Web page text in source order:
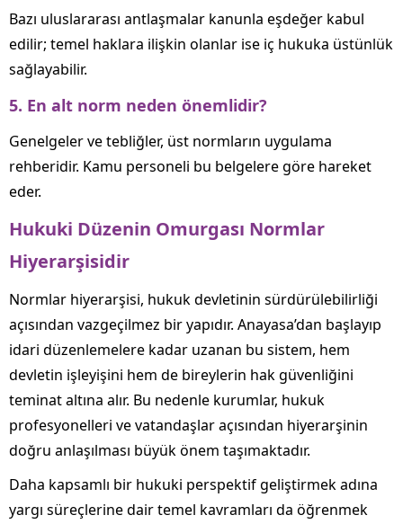
Bazı uluslararası antlaşmalar kanunla eşdeğer kabul
edilir; temel haklara ilişkin olanlar ise iç hukuka üstünlük
sağlayabilir.
5. En alt norm neden önemlidir?
Genelgeler ve tebliğler, üst normların uygulama
rehberidir. Kamu personeli bu belgelere göre hareket
eder.
Hukuki Düzenin Omurgası Normlar
Hiyerarşisidir
Normlar hiyerarşisi, hukuk devletinin sürdürülebilirliği
açısından vazgeçilmez bir yapıdır. Anayasa’dan başlayıp
idari düzenlemelere kadar uzanan bu sistem, hem
devletin işleyişini hem de bireylerin hak güvenliğini
teminat altına alır. Bu nedenle kurumlar, hukuk
profesyonelleri ve vatandaşlar açısından hiyerarşinin
doğru anlaşılması büyük önem taşımaktadır.
Daha kapsamlı bir hukuki perspektif geliştirmek adına
yargı süreçlerine dair temel kavramları da öğrenmek